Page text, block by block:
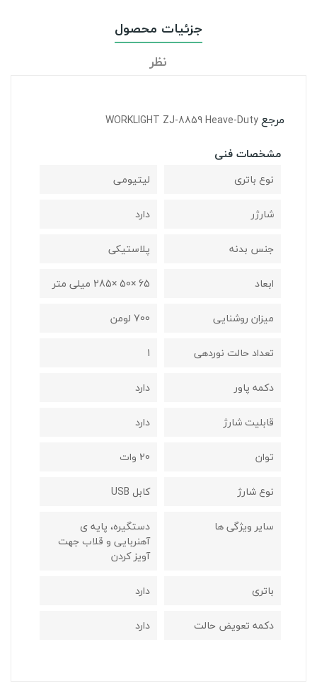
جزئیات محصول
نظر
مرجعWORKLIGHT ZJ-8859 Heave-Duty
مشخصات فنی
نوع باتری
لیتیومی
شارژر
دارد
جنس بدنه
پلاستیکی
ابعاد
65 ×50 ×285 میلی متر
میزان روشنایی
700 لومن
تعداد حالت نوردهی
1
دکمه پاور
دارد
قابلیت شارژ
دارد
توان
20 وات
نوع شارژ
کابل USB
سایر ویژگی ها
دستگیره، پایه ی
آهنربایی و قلاب جهت
آویز کردن
باتری
دارد
دکمه تعویض حالت
دارد